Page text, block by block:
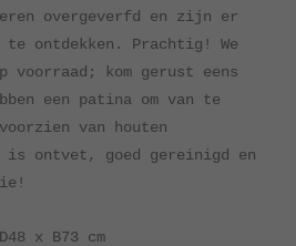
overgeverfd en zijn er
ontdekken. Prachtig! We
voorraad; kom gerust eens
een patina om van te
van houten
is ontvet, goed gereinigd en
x B73 cm